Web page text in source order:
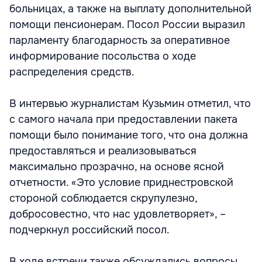
больницах, а также на выплату дополнительной
помощи пенсионерам. Посол России выразил
парламенту благодарность за оперативное
информирование посольства о ходе
распределения средств.
В интервью журналистам Кузьмин отметил, что
с самого начала при предоставлении пакета
помощи было понимание того, что она должна
предоставляться и реализовываться
максимально прозрачно, на основе ясной
отчетности. «Это условие приднестровской
стороной соблюдается скрупулезно,
добросовестно, что нас удовлетворяет», –
подчеркнул российский посол.